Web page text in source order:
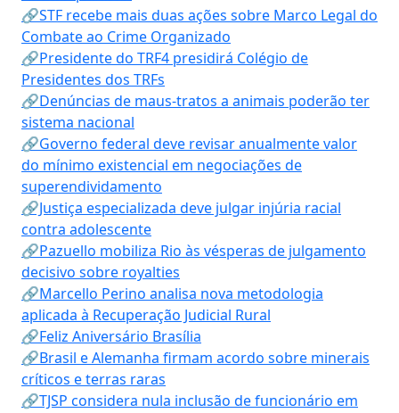
🔗STF recebe mais duas ações sobre Marco Legal do
Combate ao Crime Organizado
🔗Presidente do TRF4 presidirá Colégio de
Presidentes dos TRFs
🔗Denúncias de maus-tratos a animais poderão ter
sistema nacional
🔗Governo federal deve revisar anualmente valor
do mínimo existencial em negociações de
superendividamento
🔗Justiça especializada deve julgar injúria racial
contra adolescente
🔗Pazuello mobiliza Rio às vésperas de julgamento
decisivo sobre royalties
🔗Marcello Perino analisa nova metodologia
aplicada à Recuperação Judicial Rural
🔗Feliz Aniversário Brasília
🔗Brasil e Alemanha firmam acordo sobre minerais
críticos e terras raras
🔗TJSP considera nula inclusão de funcionário em